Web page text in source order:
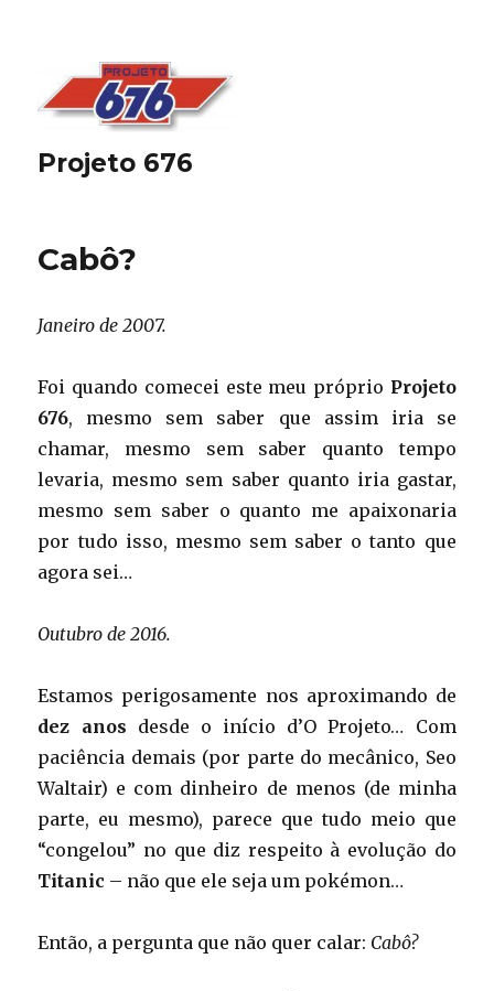
Projeto 676
Cabô?
Janeiro de 2007.
Foi quando comecei este meu próprio Projeto
676, mesmo sem saber que assim iria se
chamar, mesmo sem saber quanto tempo
levaria, mesmo sem saber quanto iria gastar,
mesmo sem saber o quanto me apaixonaria
por tudo isso, mesmo sem saber o tanto que
agora sei…
Outubro de 2016.
Estamos perigosamente nos aproximando de
dez anos desde o início d’O Projeto… Com
paciência demais (por parte do mecânico, Seo
Waltair) e com dinheiro de menos (de minha
parte, eu mesmo), parece que tudo meio que
“congelou” no que diz respeito à evolução do
Titanic – não que ele seja um pokémon…
Então, a pergunta que não quer calar: Cabô?